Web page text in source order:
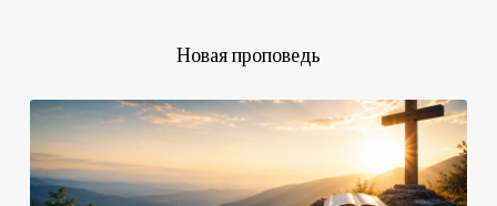
Новая проповедь